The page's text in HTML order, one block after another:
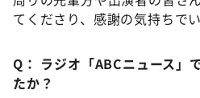
てくださり、感謝の気持ちでい
Q： ラジオ「ABCニュース」
たか？